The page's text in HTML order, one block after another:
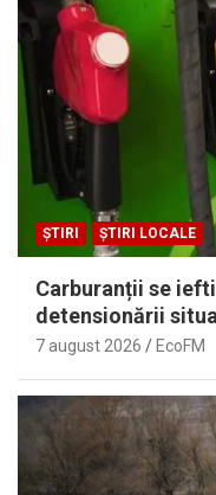
ȘTIRI ȘTIRI LOCALE
Carburanții se
detensionării
7 august 2026 EcoFM